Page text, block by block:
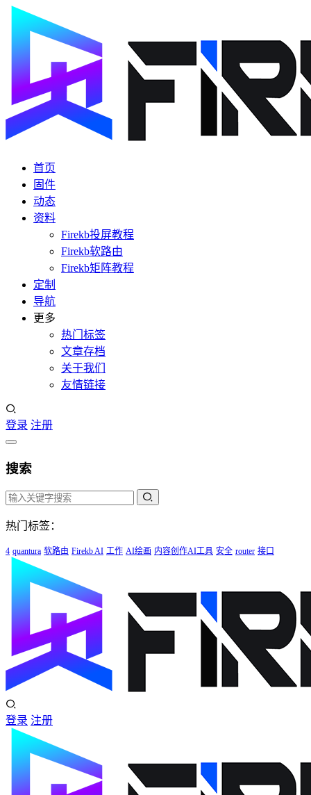
首页
固件
动态
资料
Firekb投屏教程
Firekb软路由
Firekb矩阵教程
定制
导航
更多
热门标签
文章存档
关于我们
友情链接
登录 注册
搜索
热门标签：
4 quantura 软路由 Firekb AI 工作 AI绘画 内容创作AI工具 安全 router 接口
登录 注册